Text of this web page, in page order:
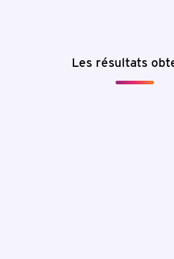
Les résultats